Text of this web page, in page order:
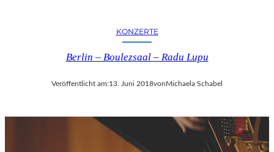
KONZERTE
Berlin – Boulezsaal – Radu Lupu
Veröffentlicht am:13. Juni 2018vonMichaela Schabel